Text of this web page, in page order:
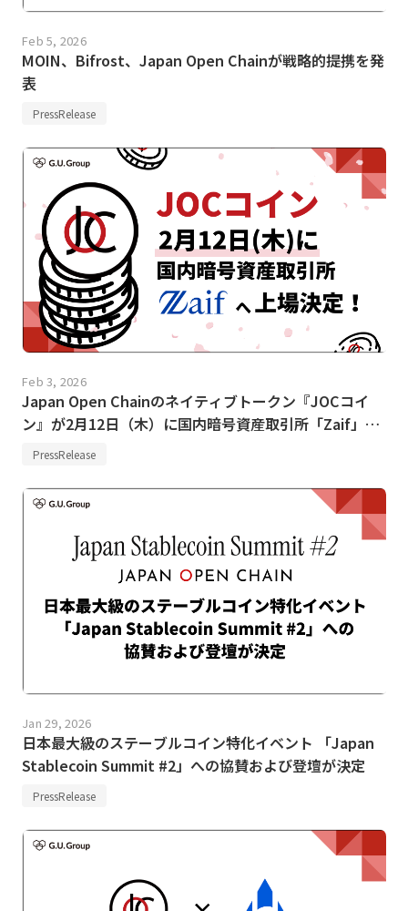
Feb 5, 2026
MOIN、Bifrost、Japan Open Chainが戦略的提携を発
表
PressRelease
Feb 3, 2026
Japan Open Chainのネイティブトークン『JOCコイ
ン』が2月12日（木）に国内暗号資産取引所「Zaif」へ
上場決定！
PressRelease
Jan 29, 2026
日本最大級のステーブルコイン特化イベント 「Japan
Stablecoin Summit #2」への協賛および登壇が決定
PressRelease